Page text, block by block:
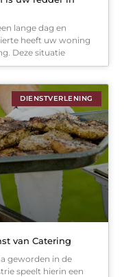
lange dag en
heeft uw woning
Deze situatie
DIENSTVERLENING
van Catering
geworden in de
speelt hierin een